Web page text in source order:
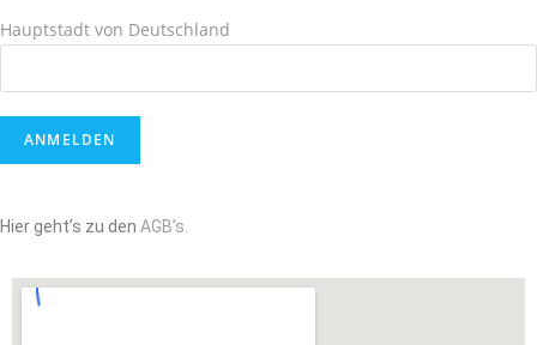
Hauptstadt von Deutschland
Hier geht’s zu den AGB’s.